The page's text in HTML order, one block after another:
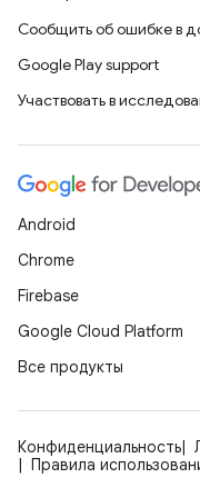
Сообщить об ошибке в
Google Play support
Участвовать в
Android
Chrome
Firebase
Google Cloud Platform
Все продукты
Конфиденциальность
Правила